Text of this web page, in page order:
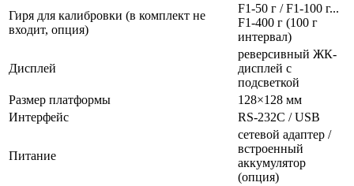
Гиря для калибровки (в комплект не
входит, опция)
F1-50 г / F1-100 г...
F1-400 г (100 г
интервал)
Дисплей
реверсивный ЖК-
дисплей с
подсветкой
Размер платформы
128×128 мм
Интерфейс
RS-232C / USB
Питание
сетевой адаптер /
встроенный
аккумулятор
(опция)